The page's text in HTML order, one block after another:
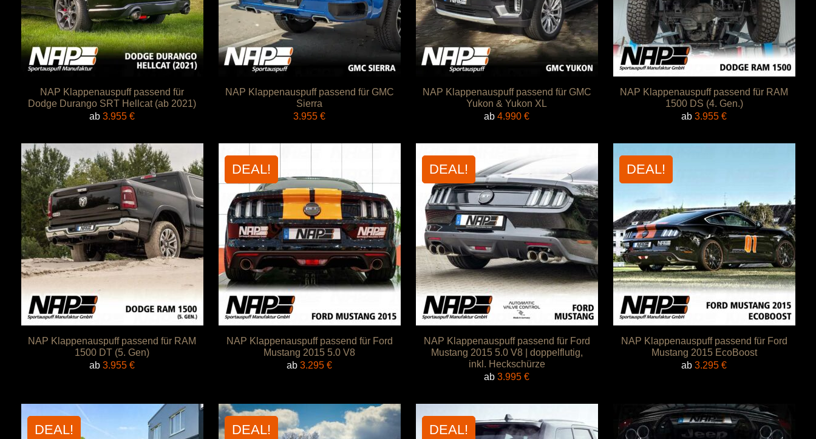
NAP Klappenauspuff passend für
Dodge Durango SRT Hellcat (ab 2021)
ab 3.955 €
NAP Klappenauspuff passend für GMC
Sierra
3.955 €
NAP Klappenauspuff passend für GMC
Yukon & Yukon XL
ab 4.990 €
NAP Klappenauspuff passend für RAM
1500 DS (4. Gen.)
ab 3.955 €
NAP Klappenauspuff passend für RAM
1500 DT (5. Gen)
ab 3.955 €
DEAL!
NAP Klappenauspuff passend für Ford
Mustang 2015 5.0 V8
ab 3.295 €
DEAL!
NAP Klappenauspuff passend für Ford
Mustang 2015 5.0 V8 | doppelflutig,
inkl. Heckschürze
ab 3.995 €
DEAL!
NAP Klappenauspuff passend für Ford
Mustang 2015 EcoBoost
ab 3.295 €
DEAL! DEAL! DEAL!